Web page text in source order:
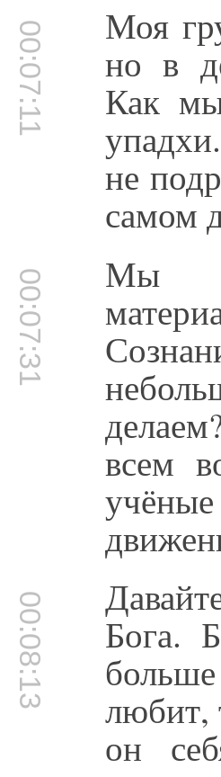
00:07:11 Моя
но в
Как
не
самом
00:07:31 Мы
всем
00:08:13 Бога.
любит,
он